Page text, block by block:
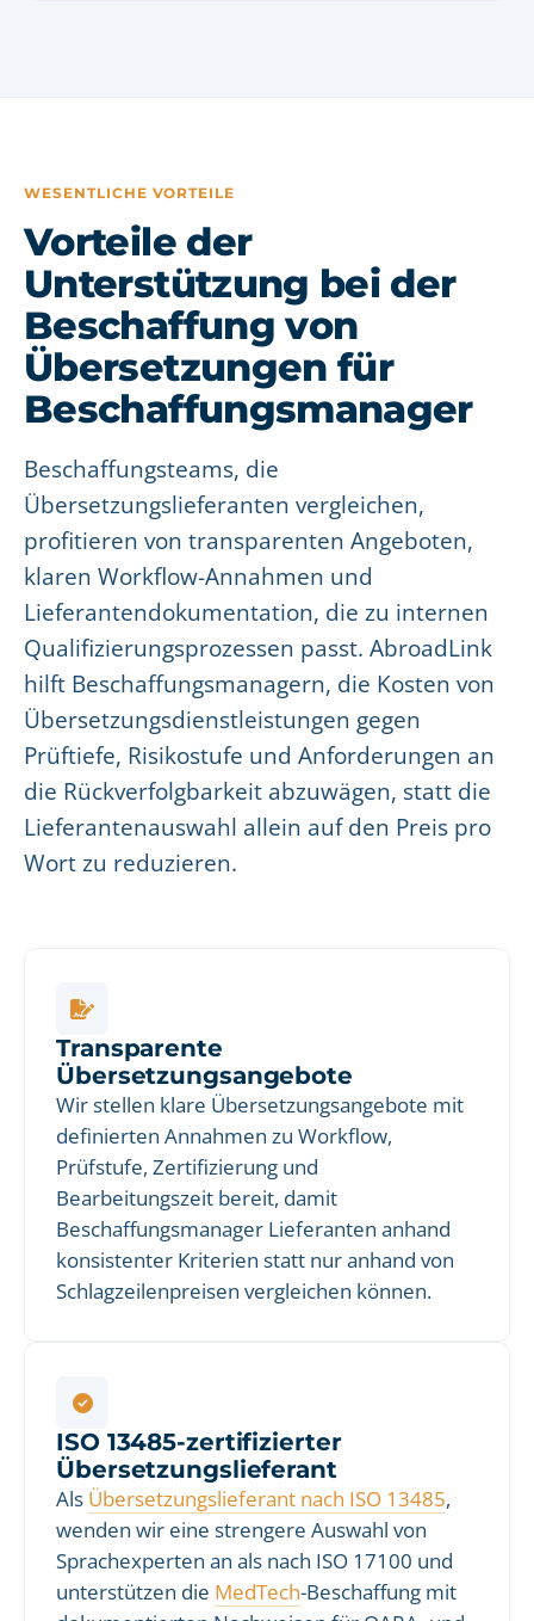
WESENTLICHE VORTEILE
Vorteile der
Unterstützung bei der
Beschaffung von
Übersetzungen für
Beschaffungsmanager
Beschaffungsteams, die
Übersetzungslieferanten vergleichen,
profitieren von transparenten Angeboten,
klaren Workflow-Annahmen und
Lieferantendokumentation, die zu internen
Qualifizierungsprozessen passt. AbroadLink
hilft Beschaffungsmanagern, die Kosten von
Übersetzungsdienstleistungen gegen
Prüftiefe, Risikostufe und Anforderungen an
die Rückverfolgbarkeit abzuwägen, statt die
Lieferantenauswahl allein auf den Preis pro
Wort zu reduzieren.
Transparente
Übersetzungsangebote
Wir stellen klare Übersetzungsangebote mit
definierten Annahmen zu Workflow,
Prüfstufe, Zertifizierung und
Bearbeitungszeit bereit, damit
Beschaffungsmanager Lieferanten anhand
konsistenter Kriterien statt nur anhand von
Schlagzeilenpreisen vergleichen können.
ISO 13485-zertifizierter
Übersetzungslieferant
Als Übersetzungslieferant nach ISO 13485,
wenden wir eine strengere Auswahl von
Sprachexperten an als nach ISO 17100 und
unterstützen die MedTech-Beschaffung mit